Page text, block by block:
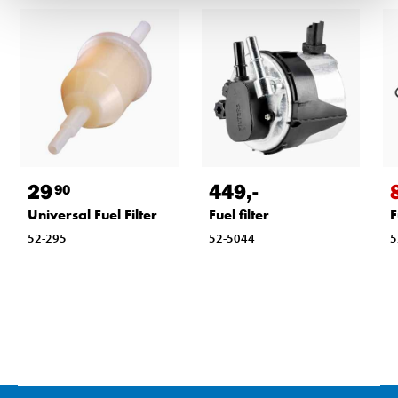
2990
Universal Fuel Filter
52-295
449,-
Fuel filter
52-5044